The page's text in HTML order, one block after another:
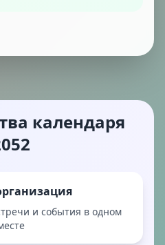
календаря
и события в одном